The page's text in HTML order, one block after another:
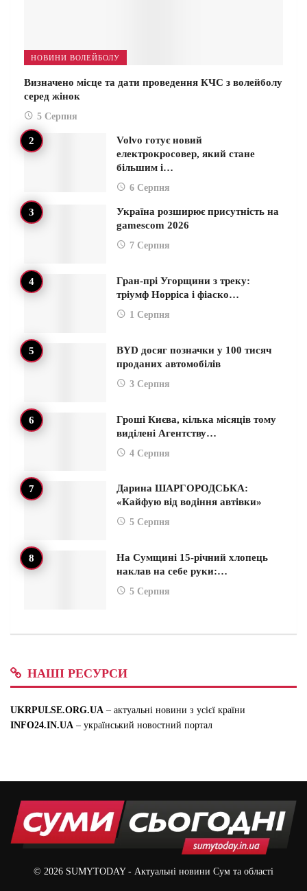
НОВИНИ ВОЛЕЙБОЛУ
Визначено місце та дати проведення КЧС з волейболу
серед жінок
5 Серпня
Volvo готує новий
електрокросовер, який стане
більшим і…
6 Серпня
Україна розширює присутність на
gamescom 2026
7 Серпня
Гран-прі Угорщини з треку:
тріумф Норріса і фіаско…
1 Серпня
BYD досяг позначки у 100 тисяч
проданих автомобілів
3 Серпня
Гроші Києва, кілька місяців тому
виділені Агентству…
4 Серпня
Дарина ШАРГОРОДСЬКА:
«Кайфую від водіння автівки»
5 Серпня
На Сумщині 15-річний хлопець
наклав на себе руки:…
5 Серпня
НАШІ РЕСУРСИ
UKRPULSE.ORG.UA – актуальні новини з усієї країни
INFO24.IN.UA – український новостний портал
© 2026 SUMYTODAY- Актуальні новини Сум та області